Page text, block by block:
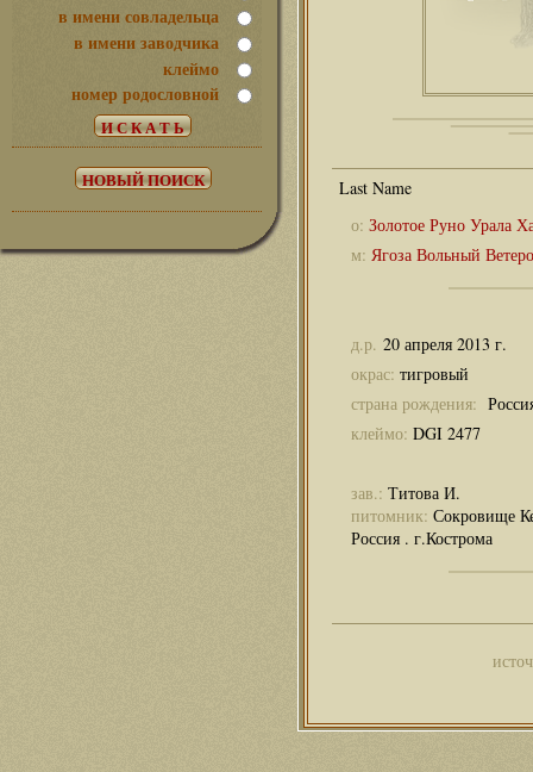
в имени совладельца
в имени заводчика
клеймо
номер родословной
о: Золотое Руно Урала
м: Ягоза Вольный
д.р. 20 апреля 2013 г.
окрас: тигровый
страна рождения:
клеймо: DGI 2477
зав.: Титова И.
питомник: Сокровище
Россия . г.Кострома